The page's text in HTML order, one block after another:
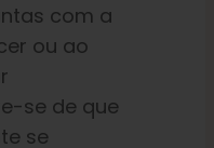
com a
ou ao
se de que
se